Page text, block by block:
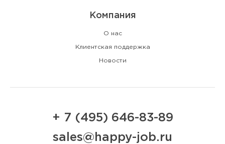
Компания
О нас
Клиентская поддержка
Новости
+ 7 (495) 646-83-89
sales@happy-job.ru